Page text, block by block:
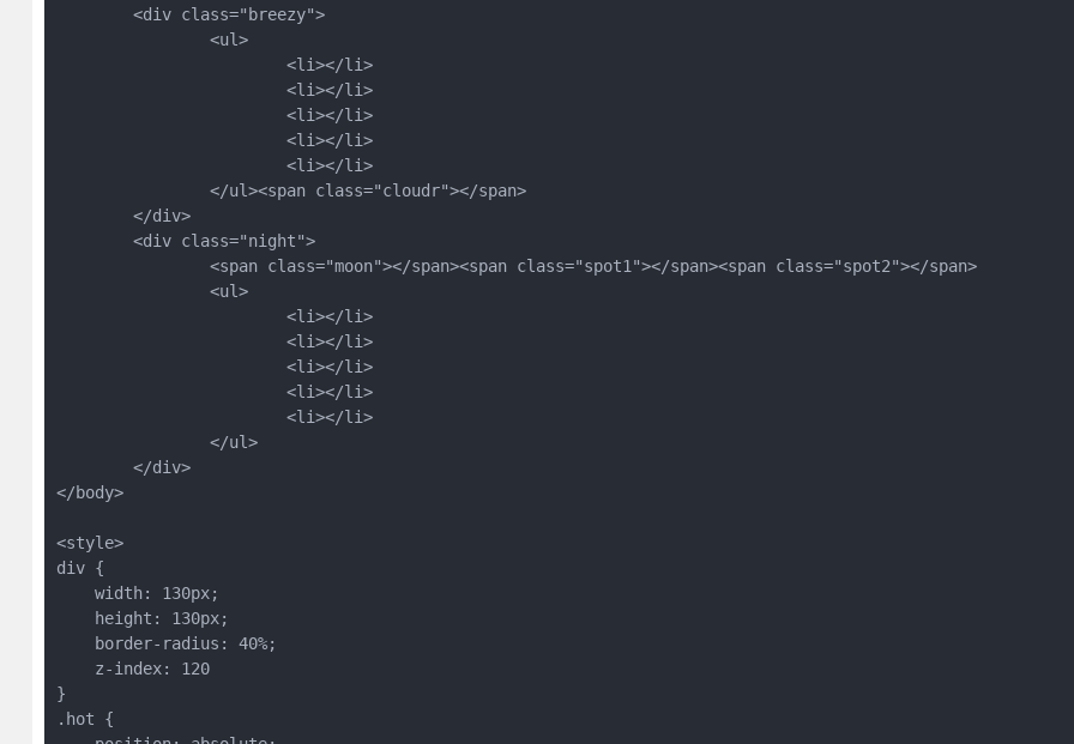
	<div class="breezy">
		<ul>
			<li></li>
			<li></li>
			<li></li>
			<li></li>
			<li></li>
		</ul><span class="cloudr"></span>
	</div>
	<div class="night">
		<span class="moon"></span><span class="spot1"></span><span class="spot2"></span>
		<ul>
			<li></li>
			<li></li>
			<li></li>
			<li></li>
			<li></li>
		</ul>
	</div>
</body>
<style>
div {
    width: 130px;
    height: 130px;
    border-radius: 40%;
    z-index: 120
}
.hot {